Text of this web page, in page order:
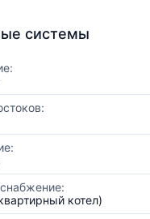
системы
котел)